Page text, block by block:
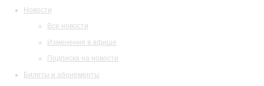
Новости
Все новости
Изменения в афише
Подписка на новости
Билеты и абонементы